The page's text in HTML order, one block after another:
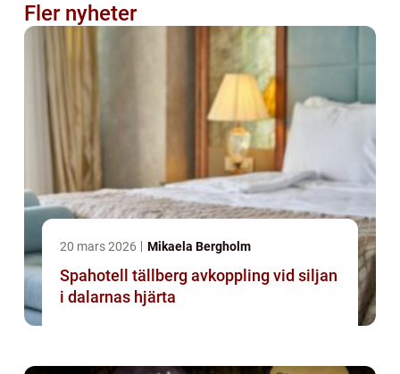
Fler nyheter
20 mars 2026 Mikaela Bergholm
Spahotell tällberg avkoppling vid siljan
i dalarnas hjärta